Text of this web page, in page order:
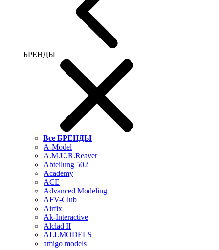
БРЕНДЫ
Все БРЕНДЫ
A-Model
A.M.U.R.Reaver
Abteilung 502
Academy
ACE
Advanced Modeling
AFV-Club
Airfix
Ak-Interactive
Alclad II
ALLMODELS
amigo models